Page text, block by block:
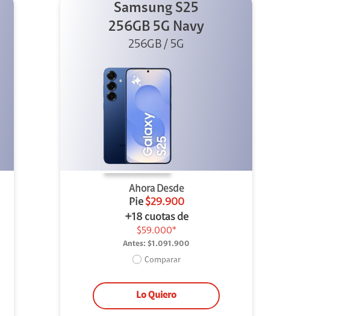
Samsung S25
256GB 5G Navy
256GB / 5G
Ahora Desde
Pie $29.900
+18 cuotas de
$59.000*
Antes: $1.091.900
Comparar
Lo Quiero